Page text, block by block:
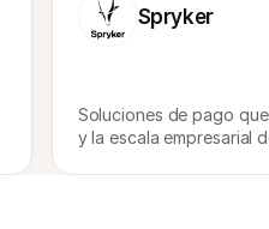
Spryker
Soluciones de pago
y la escala empresarial